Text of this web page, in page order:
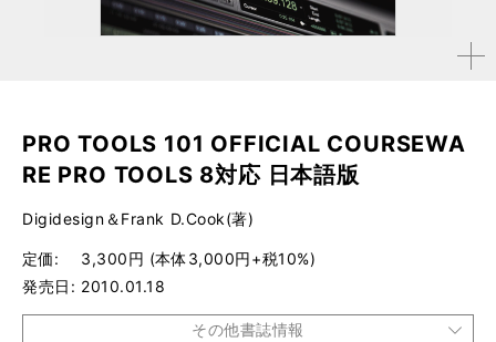
拡大す
PRO TOOLS 101 OFFICIAL COURSEWA
RE PRO TOOLS 8対応 日本語版
Digidesign＆Frank D.Cook(著)
定価
3,300円 (本体3,000円+税10%)
発売日
2010.01.18
その他書誌情報